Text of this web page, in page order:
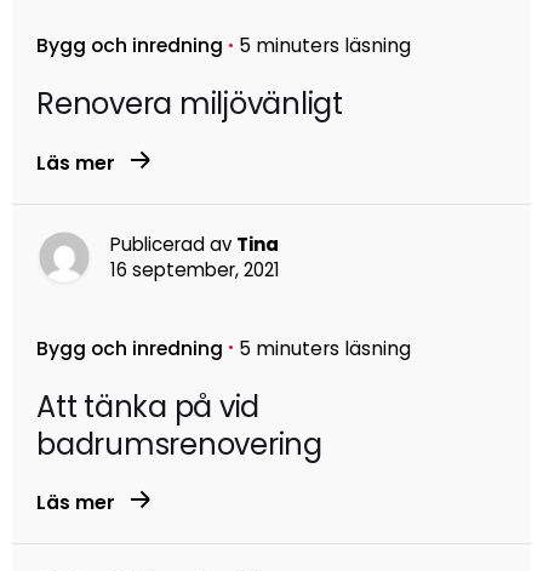
Bygg och inredning 5 minuters läsning
Renovera miljövänligt
Läs mer
Bygg och inredning 5 minuters läsning
Publicerad av Tina
16 september, 2021
Att tänka på vid
badrumsrenovering
Läs mer